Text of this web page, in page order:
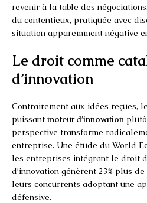
revenir à la table des
du contentieux, pratiquée avec
situation apparemment négative
Le droit comme
d’innovation
Contrairement aux idées reçues,
puissant moteur d’innovation
perspective transforme
entreprise. Une étude du World
les entreprises intégrant le droit
d’innovation génèrent 23% plus
leurs concurrents adoptant une
défensive.